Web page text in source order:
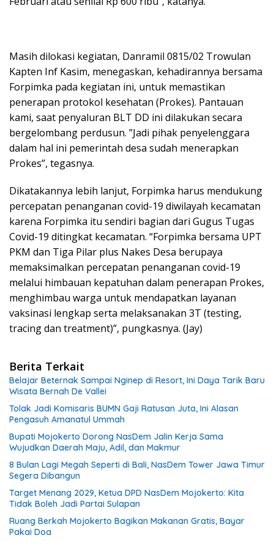
Masih dilokasi kegiatan, Danramil 0815/02 Trowulan
Kapten Inf Kasim, menegaskan, kehadirannya bersama
Forpimka pada kegiatan ini, untuk memastikan
penerapan protokol kesehatan (Prokes). Pantauan
kami, saat penyaluran BLT DD ini dilakukan secara
bergelombang perdusun. ”Jadi pihak penyelenggara
dalam hal ini pemerintah desa sudah menerapkan
Prokes”, tegasnya.
Dikatakannya lebih lanjut, Forpimka harus mendukung
percepatan penanganan covid-19 diwilayah kecamatan
karena Forpimka itu sendiri bagian dari Gugus Tugas
Covid-19 ditingkat kecamatan. “Forpimka bersama UPT
PKM dan Tiga Pilar plus Nakes Desa berupaya
memaksimalkan percepatan penanganan covid-19
melalui himbauan kepatuhan dalam penerapan Prokes,
menghimbau warga untuk mendapatkan layanan
vaksinasi lengkap serta melaksanakan 3T (testing,
tracing dan treatment)”, pungkasnya. (Jay)
Berita Terkait
Belajar Beternak Sampai Nginep di Resort, Ini Daya Tarik Baru
Wisata Bernah De Vallei
Tolak Jadi Komisaris BUMN Gaji Ratusan Juta, Ini Alasan
Pengasuh Amanatul Ummah
Bupati Mojokerto Dorong NasDem Jalin Kerja Sama
Wujudkan Daerah Maju, Adil, dan Makmur
8 Bulan Lagi Megah Seperti di Bali, NasDem Tower Jawa Timur
Segera Dibangun
Target Menang 2029, Ketua DPD NasDem Mojokerto: Kita
Tidak Boleh Jadi Partai Sulapan
Ruang Berkah Mojokerto Bagikan Makanan Gratis, Bayar
Pakai Doa